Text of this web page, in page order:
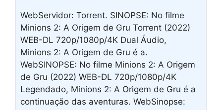
WebServidor: Torrent. SINOPSE: No filme
Minions 2: A Origem de Gru Torrent (2022)
WEB-DL 720p/1080p/4K Dual Áudio,
Minions 2: A Origem de Gru é a.
WebSINOPSE: No filme Minions 2: A Origem
de Gru (2022) WEB-DL 720p/1080p/4K
Legendado, Minions 2: A Origem de Gru é a
continuação das aventuras. WebSinopse: